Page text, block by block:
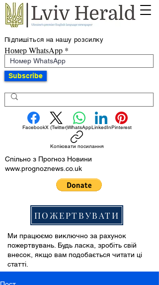
Підпишіться на нашу розсилку
Номер WhatsApp
Subscribe
FacebookX (Twitter)WhatsAppLinkedInPinterest
Копіювати посилання
Спільно з Прогноз Новини
www.prognoznews.co.uk
ПОЖЕРТВУВАТИ
Ми працюємо виключно за рахунок
пожертвувань. Будь ласка, зробіть свій
внесок, якщо вам подобається читати ці
статті.